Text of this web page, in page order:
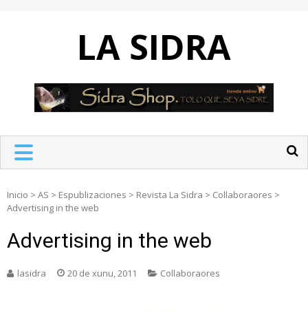
LA SIDRA
Inicio > AS > Espublizaciones > Revista La Sidra > Collaboraores >
Advertising in the web
Advertising in the web
lasidra 20 de xunu, 2011 Collaboraores